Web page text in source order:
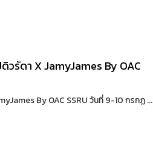
รัดา X JamyJames By OAC
By OAC SSRU วันที่ 9-10 กรกฏ ...